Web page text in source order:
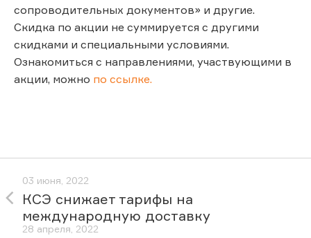
сопроводительных документов» и другие.
Скидка по акции не суммируется с другими
скидками и специальными условиями.
Ознакомиться с направлениями, участвующими в
акции, можно по ссылке.
03 июня, 2022
КСЭ снижает тарифы на
международную доставку
28 апреля, 2022